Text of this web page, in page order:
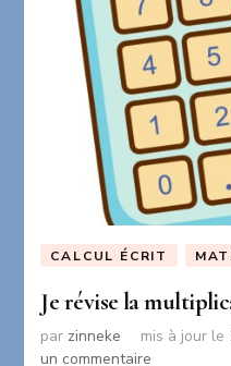
CALCUL ÉCRIT
Je révise la
par zinneke mis à jour le
un commentaire